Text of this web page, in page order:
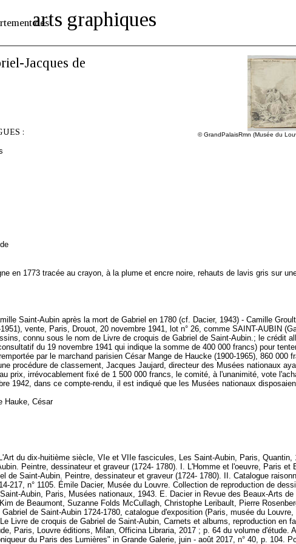
des
arts graphiques
© GrandPalaisRmn (Musée du
Jacques de
:
en 1773 tracée au crayon, à la plume et encre noire, rehauts de lavis gris sur
Saint-Aubin après la mort de Gabriel en 1780 (cf. Dacier, 1943) - Camille
vente, Paris, Drouot, 20 novembre 1941, lot n° 26, comme SAINT-AUBIN
connu sous le nom de Livre de croquis de Gabriel de Saint-Aubin.; le crédit
du 19 novembre 1941 qui indique la somme de 400 000 francs) pour
par le marchand parisien César Mange de Haucke (1900-1965), 860 000
procédure de classement, Jacques Jaujard, directeur des Musées nationaux
prix, irrévocablement fixé de 1 500 000 francs, le comité, à l'unanimité, vote
1942, dans ce compte-rendu, il est indiqué que les Musées nationaux
Hauke, César
du dix-huitième siècle, VIe et VIIe fascicules, Les Saint-Aubin, Paris, Quantin,
Peintre, dessinateur et graveur (1724- 1780). I. L'Homme et l'oeuvre, Paris et
de Saint-Aubin. Peintre, dessinateur et graveur (1724- 1780). II. Catalogue
217, n° 1105. Émile Dacier, Musée du Louvre. Collection de reproduction de
Aubin, Paris, Musées nationaux, 1943. E. Dacier in Revue des Beaux-Arts de
de Beaumont, Suzanne Folds McCullagh, Christophe Leribault, Pierre
de Saint-Aubin 1724-1780, catalogue d'exposition (Paris, musée du Louvre,
Livre de croquis de Gabriel de Saint-Aubin, Carnets et albums, reproduction en
Paris, Louvre éditions, Milan, Officina Libraria, 2017 ; p. 64 du volume d'étude.
du Paris des Lumières" in Grande Galerie, juin - août 2017, n° 40, p. 104.